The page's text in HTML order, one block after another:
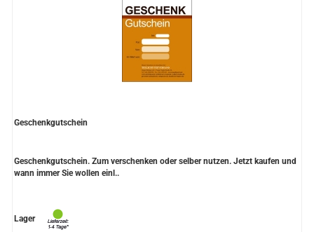
Geschenkgutschein
Geschenkgutschein. Zum verschenken oder selber nutzen. Jetzt kaufen und
wann immer Sie wollen einl..
Lager